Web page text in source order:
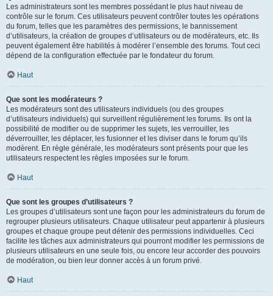
Les administrateurs sont les membres possédant le plus haut niveau de
contrôle sur le forum. Ces utilisateurs peuvent contrôler toutes les opérations
du forum, telles que les paramètres des permissions, le bannissement
d’utilisateurs, la création de groupes d’utilisateurs ou de modérateurs, etc. Ils
peuvent également être habilités à modérer l’ensemble des forums. Tout ceci
dépend de la configuration effectuée par le fondateur du forum.
Haut
Que sont les modérateurs ?
Les modérateurs sont des utilisateurs individuels (ou des groupes
d’utilisateurs individuels) qui surveillent régulièrement les forums. Ils ont la
possibilité de modifier ou de supprimer les sujets, les verrouiller, les
déverrouiller, les déplacer, les fusionner et les diviser dans le forum qu’ils
modèrent. En règle générale, les modérateurs sont présents pour que les
utilisateurs respectent les règles imposées sur le forum.
Haut
Que sont les groupes d’utilisateurs ?
Les groupes d’utilisateurs sont une façon pour les administrateurs du forum de
regrouper plusieurs utilisateurs. Chaque utilisateur peut appartenir à plusieurs
groupes et chaque groupe peut détenir des permissions individuelles. Ceci
facilite les tâches aux administrateurs qui pourront modifier les permissions de
plusieurs utilisateurs en une seule fois, ou encore leur accorder des pouvoirs
de modération, ou bien leur donner accès à un forum privé.
Haut